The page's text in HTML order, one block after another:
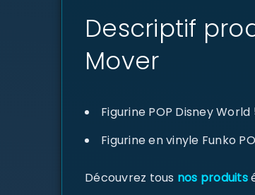
Descriptif
Mover
Figurine POP Disney
Figurine en vinyle Funko
Découvrez tous nos produits